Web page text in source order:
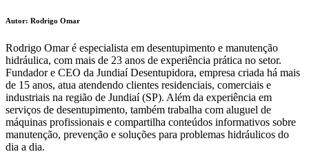
Autor: Rodrigo Omar
Rodrigo Omar é especialista em desentupimento e manutenção
hidráulica, com mais de 23 anos de experiência prática no setor.
Fundador e CEO da Jundiaí Desentupidora, empresa criada há mais
de 15 anos, atua atendendo clientes residenciais, comerciais e
industriais na região de Jundiaí (SP). Além da experiência em
serviços de desentupimento, também trabalha com aluguel de
máquinas profissionais e compartilha conteúdos informativos sobre
manutenção, prevenção e soluções para problemas hidráulicos do
dia a dia.